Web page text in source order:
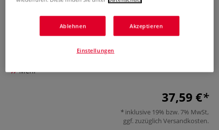
Das Clairefontaine PASTELMAT®-Sortiment enthält 5 Bogen
Pastellpapier mit einzigartiger samtiger Oberfläche. Sehr
Mehr
37,59 €
inklusive 19% bzw. 7% MwSt,
ggf. zuzüglich Versandkosten.
Ablehnen Akzeptieren
Einstellungen